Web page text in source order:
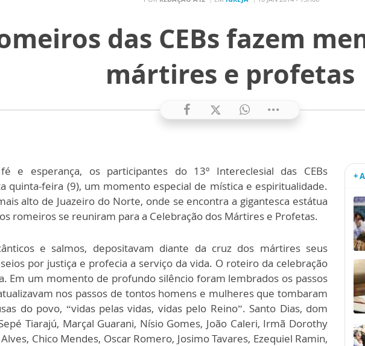
das CEBs fazem
mártires e profetas
e esperança, os participantes do 13º Intereclesial das CEBs
quinta-feira (9), um momento especial de mística e espiritualidade.
alto de Juazeiro do Norte, onde se encontra a gigantesca estátua
romeiros se reuniram para a Celebração dos Mártires e Profetas.
e salmos, depositavam diante da cruz dos mártires seus
por justiça e profecia a serviço da vida. O roteiro da celebração
Em um momento de profundo silêncio foram lembrados os passos
nos passos de tontos homens e mulheres que tombaram
do povo, “vidas pelas vidas, vidas pelo Reino”. Santo Dias, dom
Tiarajú, Marçal Guarani, Nísio Gomes, João Caleri, Irmã Dorothy
Chico Mendes, Oscar Romero, Josimo Tavares, Ezequiel Ramin,
+